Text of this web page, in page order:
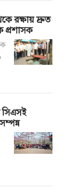
রক্ষায় দ্রুত
প্রশাসক
সিএসই